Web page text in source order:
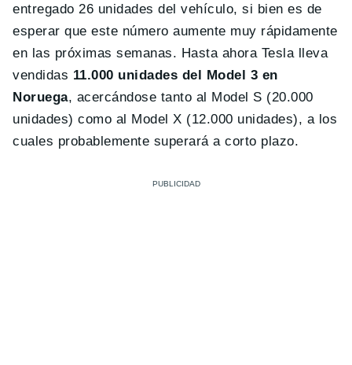
entregado 26 unidades del vehículo, si bien es de
esperar que este número aumente muy rápidamente
en las próximas semanas. Hasta ahora Tesla lleva
vendidas 11.000 unidades del Model 3 en
Noruega, acercándose tanto al Model S (20.000
unidades) como al Model X (12.000 unidades), a los
cuales probablemente superará a corto plazo.